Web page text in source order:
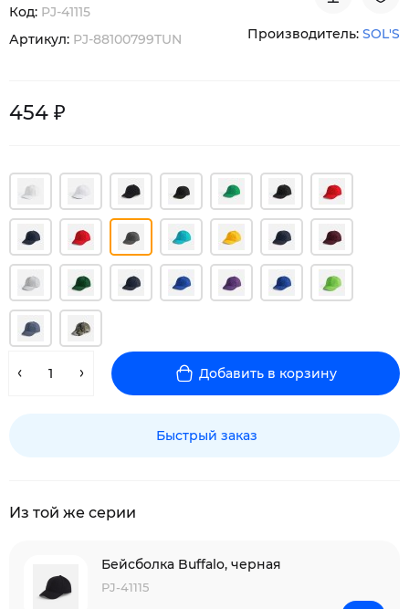
Код: PJ-41115
Артикул: PJ-88100799TUN Производитель: SOL'S
454 ₽
Добавить в корзину
Быстрый заказ
Из той же серии
Бейсболка Buffalo, черная
PJ-41115